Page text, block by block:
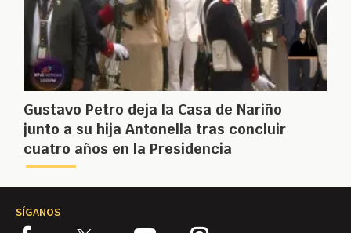
Gustavo Petro deja la Casa de Nariño
junto a su hija Antonella tras concluir
cuatro años en la Presidencia
SÍGANOS